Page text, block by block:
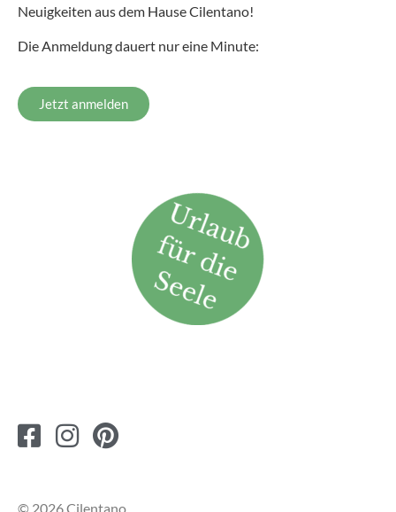
Neuigkeiten aus dem Hause Cilentano!
Die Anmeldung dauert nur eine Minute:
Jetzt anmelden
© 2026 Cilentano